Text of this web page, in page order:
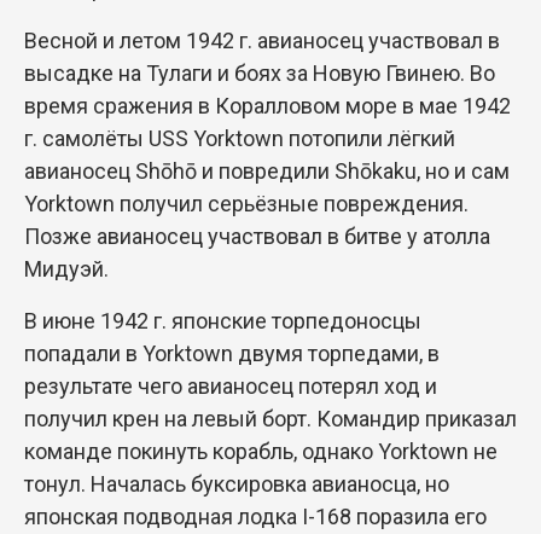
Весной и летом 1942 г. авианосец участвовал в
высадке на Тулаги и боях за Новую Гвинею. Во
время сражения в Коралловом море в мае 1942
г. самолёты USS Yorktown потопили лёгкий
авианосец Shōhō и повредили Shōkaku, но и сам
Yorktown получил серьёзные повреждения.
Позже авианосец участвовал в битве у атолла
Мидуэй.
В июне 1942 г. японские торпедоносцы
попадали в Yorktown двумя торпедами, в
результате чего авианосец потерял ход и
получил крен на левый борт. Командир приказал
команде покинуть корабль, однако Yorktown не
тонул. Началась буксировка авианосца, но
японская подводная лодка I-168 поразила его